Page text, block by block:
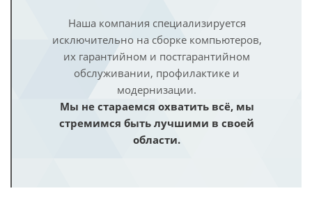
Наша компания специализируется
исключительно на сборке компьютеров,
их гарантийном и постгарантийном
обслуживании, профилактике и
модернизации.
Мы не стараемся охватить всё, мы
стремимся быть лучшими в своей
области.